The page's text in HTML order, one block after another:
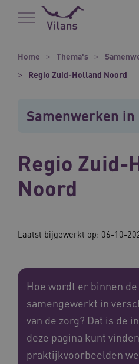
Naar hoofdinhoud
Naar footer
Home Thema's
Regio Zuid-Holland Noord
Samenwerken in
Regio Zuid-
Noord
Laatst bijgewerkt op: 06-10-
Hoe wordt er binnen
samengewerkt in
van de zorg? Dat is de
deze pagina kunt
praktijkvoorbeelden